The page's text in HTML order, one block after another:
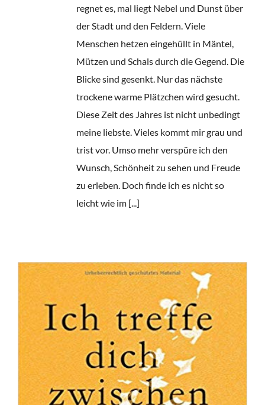
regnet es, mal liegt Nebel und Dunst über
der Stadt und den Feldern. Viele
Menschen hetzen eingehüllt in Mäntel,
Mützen und Schals durch die Gegend. Die
Blicke sind gesenkt. Nur das nächste
trockene warme Plätzchen wird gesucht.
Diese Zeit des Jahres ist nicht unbedingt
meine liebste. Vieles kommt mir grau und
trist vor. Umso mehr verspüre ich den
Wunsch, Schönheit zu sehen und Freude
zu erleben. Doch finde ich es nicht so
leicht wie im [...]